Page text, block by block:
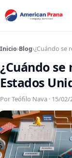
Inicio›Blog›¿Cuándo se
¿Cuándo se
Estados
Por Teófilo Nava · 15/